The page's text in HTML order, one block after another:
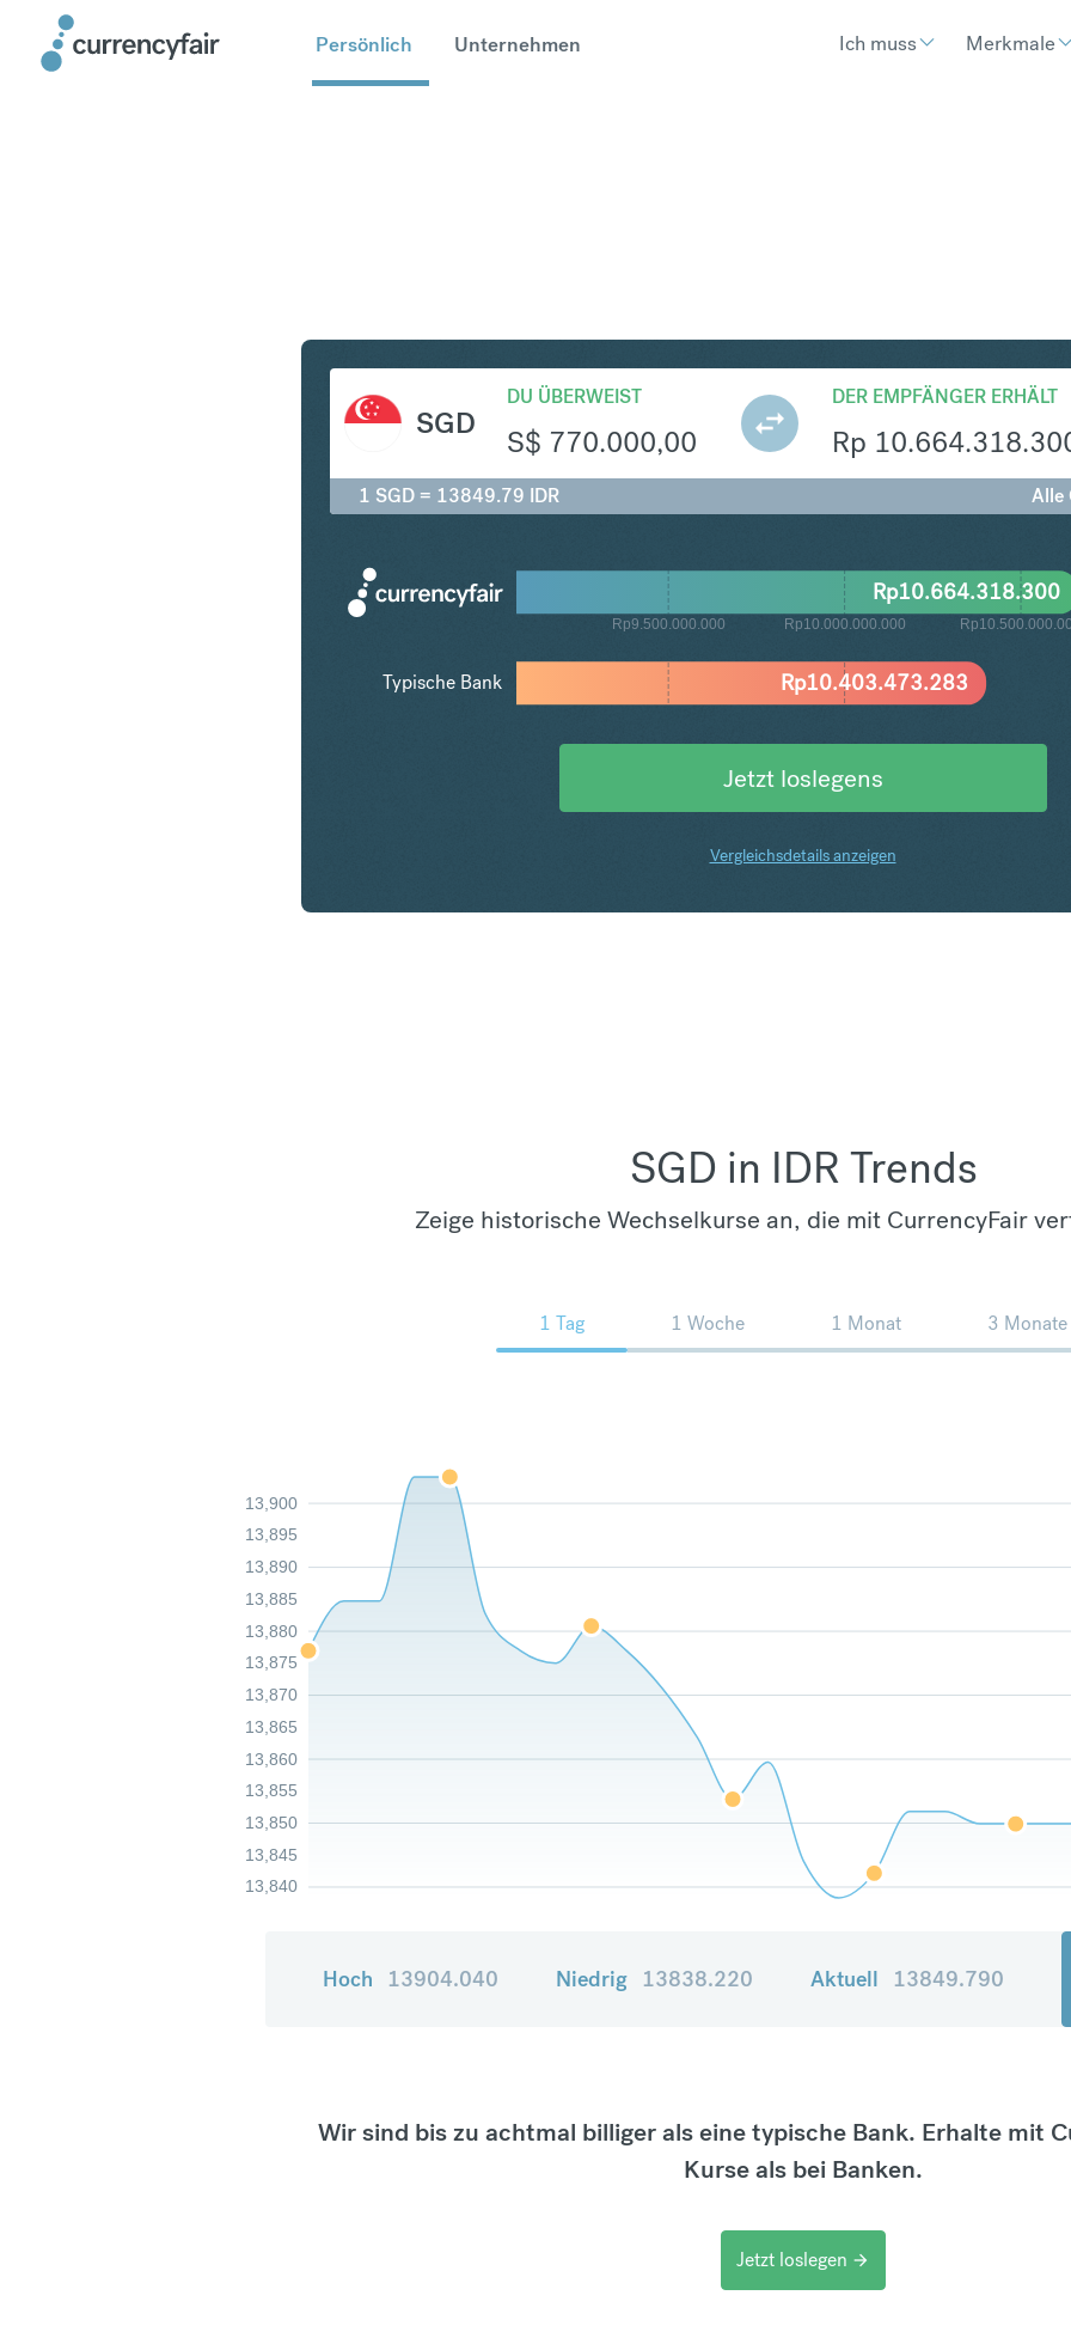
Persönlich Unternehmen Ich muss Merkmale
SGD
DU ÜBERWEIST
S$ 770.000,00
DER EMPFÄNGER ERHÄLT
Rp
1 SGD = 13849.79 IDR Alle
Rp9.500.000.000 Rp10.000.000.000
Rp10.403.473.283
Rp10.664.318.300
Typische Bank
Jetzt loslegens
Vergleichsdetails anzeigen
SGD in IDR Trends
Zeige historische Wechselkurse an, die mit CurrencyFair
1 Tag 1 Woche 1 Monat 3 Monate
13,840
13,845
13,850
13,855
13,860
13,865
13,870
13,875
13,880
13,885
13,890
13,895
13,900
Hoch 13904.040 Niedrig 13838.220 Aktuell 13849.790
Wir sind bis zu achtmal billiger als eine typische Bank. Erhalte mit
Kurse als bei Banken.
Jetzt loslegen arrow_forward